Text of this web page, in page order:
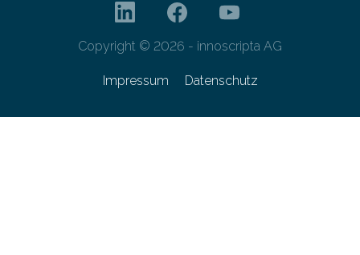
Copyright © 2026 - innoscripta AG
Impressum Datenschutz